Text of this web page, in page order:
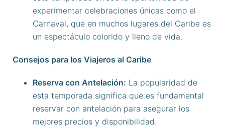
experimentar celebraciones únicas como el
Carnaval, que en muchos lugares del Caribe es
un espectáculo colorido y lleno de vida.
Consejos para los Viajeros al Caribe
Reserva con Antelación: La popularidad de
esta temporada significa que es fundamental
reservar con antelación para asegurar los
mejores precios y disponibilidad.